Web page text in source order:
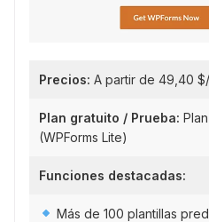
Precios: A partir de 49,40
Plan gratuito / Prueba:
(WPForms Lite)
Funciones destacadas:
Más de 100 plantillas